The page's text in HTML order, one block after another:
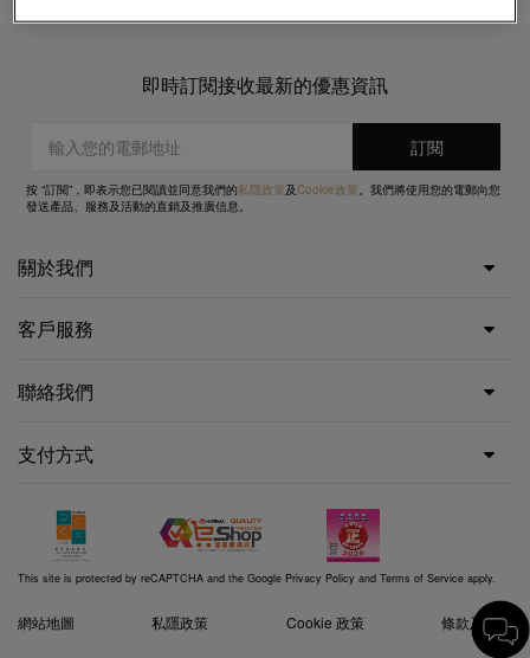
即時訂閱接收最新的優惠資訊
按 “訂閱”，即表示您已閱讀並同意我們的私隱政策及Cookie政策。我們將使用您的電郵向您
發送產品、服務及活動的直銷及推廣信息。
關於我們
客戶服務
聯絡我們
支付方式
This site is protected by reCAPTCHA and the Google Privacy Policy and Terms of Service apply.
網站地圖 私隱政策 Cookie 政策 條款及細則